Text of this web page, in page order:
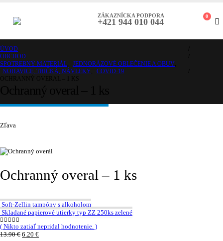
ZÁKAZNÍCKA PODPORA
+421 944 010 044
0
ÚVOD
OBCHOD
SPOTREBNÝ MATERIÁL
JEDNORÁZOVÉ OBLEČENIE A OBUV
NOHAVICE, TRIČKÁ, NÁVLEKY
COVID-19
Zľava
Ochranný overal – 1 ks
Soft-Zellin tampóny s alkoholom
Skladané papierové utierky typ ZZ 250ks zelené
0out of 5
( Nikto zatiaľ nepridal hodnotenie. )
13.90€ 6.20 €